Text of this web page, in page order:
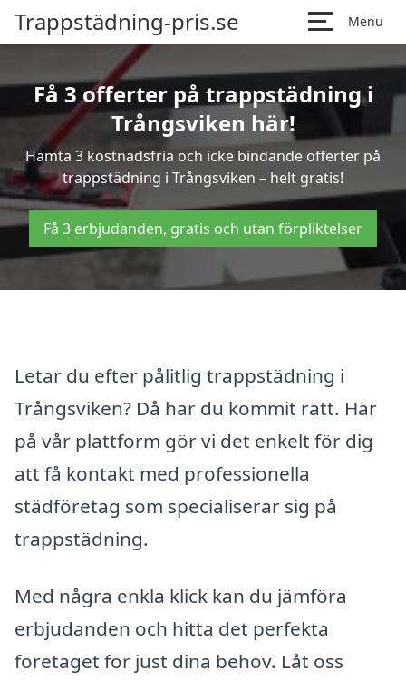
Trappstädning-pris.se Menu
Få 3 offerter på trappstädning i
Trångsviken här!
Hämta 3 kostnadsfria och icke bindande offerter på
trappstädning i Trångsviken – helt gratis!
Få 3 erbjudanden, gratis och utan förpliktelser
Letar du efter pålitlig trappstädning i
Trångsviken? Då har du kommit rätt. Här
på vår plattform gör vi det enkelt för dig
att få kontakt med professionella
städföretag som specialiserar sig på
trappstädning.
Med några enkla klick kan du jämföra
erbjudanden och hitta det perfekta
företaget för just dina behov. Låt oss